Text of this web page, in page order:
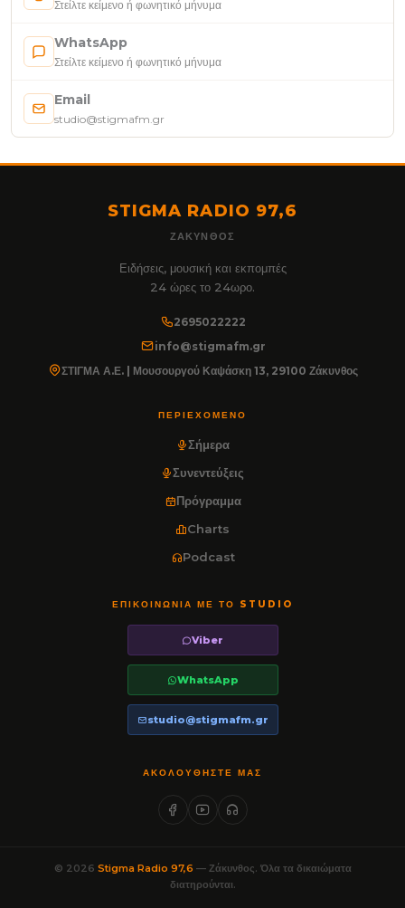
Στείλτε κείμενο ή φωνητικό μήνυμα
WhatsApp
Στείλτε κείμενο ή φωνητικό μήνυμα
Email
studio@stigmafm.gr
STIGMA RADIO 97,6
ΖΆΚΥΝΘΟΣ
Ειδήσεις, μουσική και εκπομπές
24 ώρες το 24ωρο.
2695022222
info@stigmafm.gr
ΣΤΙΓΜΑ Α.Ε. | Μουσουργού Καψάσκη 13, 29100 Ζάκυνθος
ΠΕΡΙΕΧΌΜΕΝΟ
Σήμερα
Συνεντεύξεις
Πρόγραμμα
Charts
Podcast
ΕΠΙΚΟΙΝΩΝΊΑ ΜΕ ΤΟ STUDIO
Viber
WhatsApp
studio@stigmafm.gr
ΑΚΟΛΟΥΘΉΣΤΕ ΜΑΣ
© 2026 Stigma Radio 97,6 — Ζάκυνθος. Όλα τα δικαιώματα
διατηρούνται.